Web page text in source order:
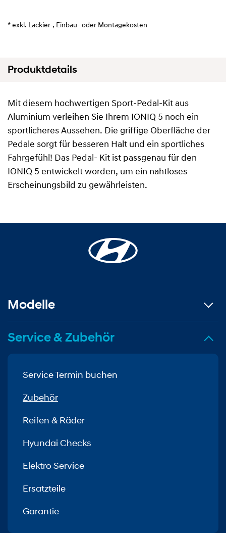
* exkl. Lackier-, Einbau- oder Montagekosten
Produktdetails
Mit diesem hochwertigen Sport-Pedal-Kit aus
Aluminium verleihen Sie Ihrem IONIQ 5 noch ein
sportlicheres Aussehen. Die griffige Oberfläche der
Pedale sorgt für besseren Halt und ein sportliches
Fahrgefühl! Das Pedal- Kit ist passgenau für den
IONIQ 5 entwickelt worden, um ein nahtloses
Erscheinungsbild zu gewährleisten.
Modelle
Service & Zubehör
Service Termin buchen
Zubehör
Reifen & Räder
Hyundai Checks
Elektro Service
Ersatzteile
Garantie